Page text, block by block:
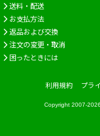
送料・配送
お支払方法
返品および交換
注文の変更・取消
困ったときには
利用規約 プラ
Copyright 2007-2026